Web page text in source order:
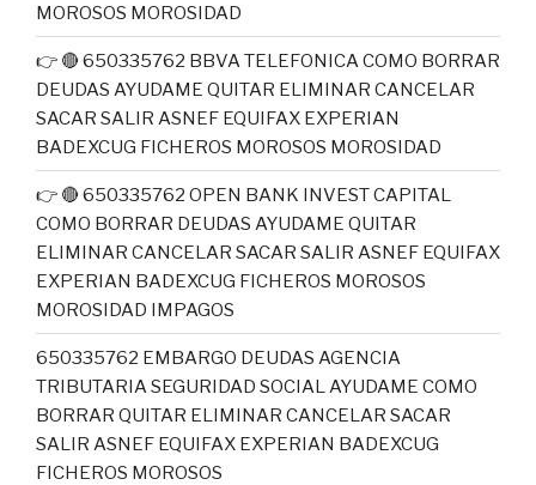
MOROSOS MOROSIDAD
👉 🔴 650335762 BBVA TELEFONICA COMO BORRAR
DEUDAS AYUDAME QUITAR ELIMINAR CANCELAR
SACAR SALIR ASNEF EQUIFAX EXPERIAN
BADEXCUG FICHEROS MOROSOS MOROSIDAD
👉 🔴 650335762 OPEN BANK INVEST CAPITAL
COMO BORRAR DEUDAS AYUDAME QUITAR
ELIMINAR CANCELAR SACAR SALIR ASNEF EQUIFAX
EXPERIAN BADEXCUG FICHEROS MOROSOS
MOROSIDAD IMPAGOS
650335762 EMBARGO DEUDAS AGENCIA
TRIBUTARIA SEGURIDAD SOCIAL AYUDAME COMO
BORRAR QUITAR ELIMINAR CANCELAR SACAR
SALIR ASNEF EQUIFAX EXPERIAN BADEXCUG
FICHEROS MOROSOS